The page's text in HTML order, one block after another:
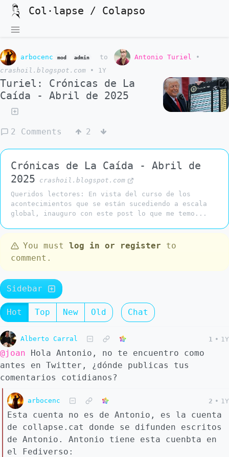
Col·lapse / Colapso
arbocenc mod admin to Antonio Turiel
•
crashoil.blogspot.com
• 1Y
Turiel: Crónicas de La
Caída - Abril de 2025
2 Comments 2
Crónicas de La Caída - Abril de
2025
crashoil.blogspot.com
Queridos lectores: En vista del curso de los
acontecimientos que se están sucediendo a escala
global, inauguro con este post lo que me temo...
You must log in or register to
comment.
Sidebar
Hot Top New Old Chat
Alberto Carral 1 • 1Y
@joan Hola Antonio, no te encuentro como
antes en Twitter, ¿dónde publicas tus
comentarios cotidianos?
arbocenc 2 • 1Y
Esta cuenta no es de Antonio, es la cuenta
de collapse.cat donde se difunden escritos
de Antonio. Antonio tiene esta cuenbta en
el Fediverso: